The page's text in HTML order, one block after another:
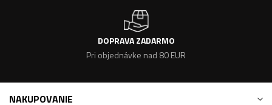
DOPRAVA ZADARMO
Pri objednávke nad 80 EUR
NAKUPOVANIE